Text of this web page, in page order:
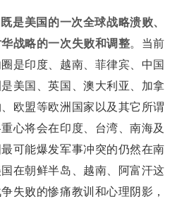
是美国的一次全球战略溃败、
战略的一次失败和调整。当前
是印度、越南、菲律宾、中国
美国、英国、澳大利亚、加拿
欧盟等欧洲国家以及其它所谓
心将会在印度、台湾、南海及
可能爆发军事冲突的仍然在南
在朝鲜半岛、越南、阿富汗这
失败的惨痛教训和心理阴影，